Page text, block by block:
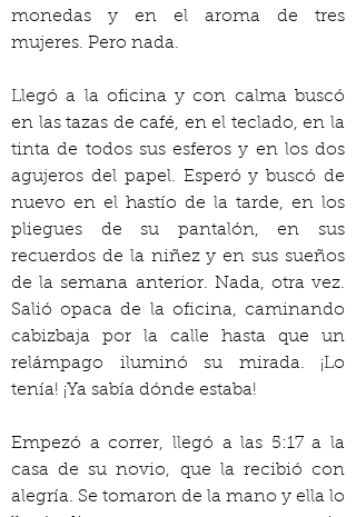
monedas y en el aroma de tres
mujeres. Pero nada.
Llegó a la oficina y con calma buscó
en las tazas de café, en el teclado, en la
tinta de todos sus esferos y en los dos
agujeros del papel. Esperó y buscó de
nuevo en el hastío de la tarde, en los
pliegues de su pantalón, en sus
recuerdos de la niñez y en sus sueños
de la semana anterior. Nada, otra vez.
Salió opaca de la oficina, caminando
cabizbaja por la calle hasta que un
relámpago iluminó su mirada. ¡Lo
tenía! ¡Ya sabía dónde estaba!
Empezó a correr, llegó a las 5:17 a la
casa de su novio, que la recibió con
alegría. Se tomaron de la mano y ella lo